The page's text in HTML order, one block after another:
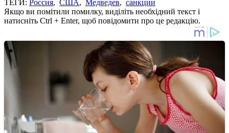
ТЕГИ: Россия, США, Медведев, санкции
Якщо ви помітили помилку, виділіть необхідний текст і
натисніть Ctrl + Enter, щоб повідомити про це редакцію.